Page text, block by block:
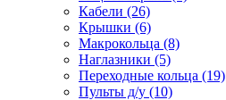
Кабели (26)
Крышки (6)
Макрокольца (8)
Наглазники (5)
Переходные кольца (19)
Пульты д/у (10)